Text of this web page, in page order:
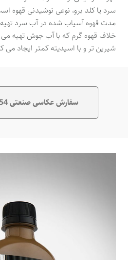
سرد یا کلد برو، نوعی نوشیدنی قهوه
مدت قهوه آسیاب شده در آب سرد
خلاف قهوه گرم که با آب جوش تهیه می
شیرین تر و با اسیدیته کمتر ایجاد می
سفارش عکاسی صنعتی 09399117654